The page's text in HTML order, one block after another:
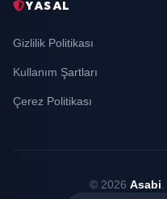
YASAL
Gizlilik Politikası
Kullanım Şartları
Çerez Politikası
© 2026 Asabi